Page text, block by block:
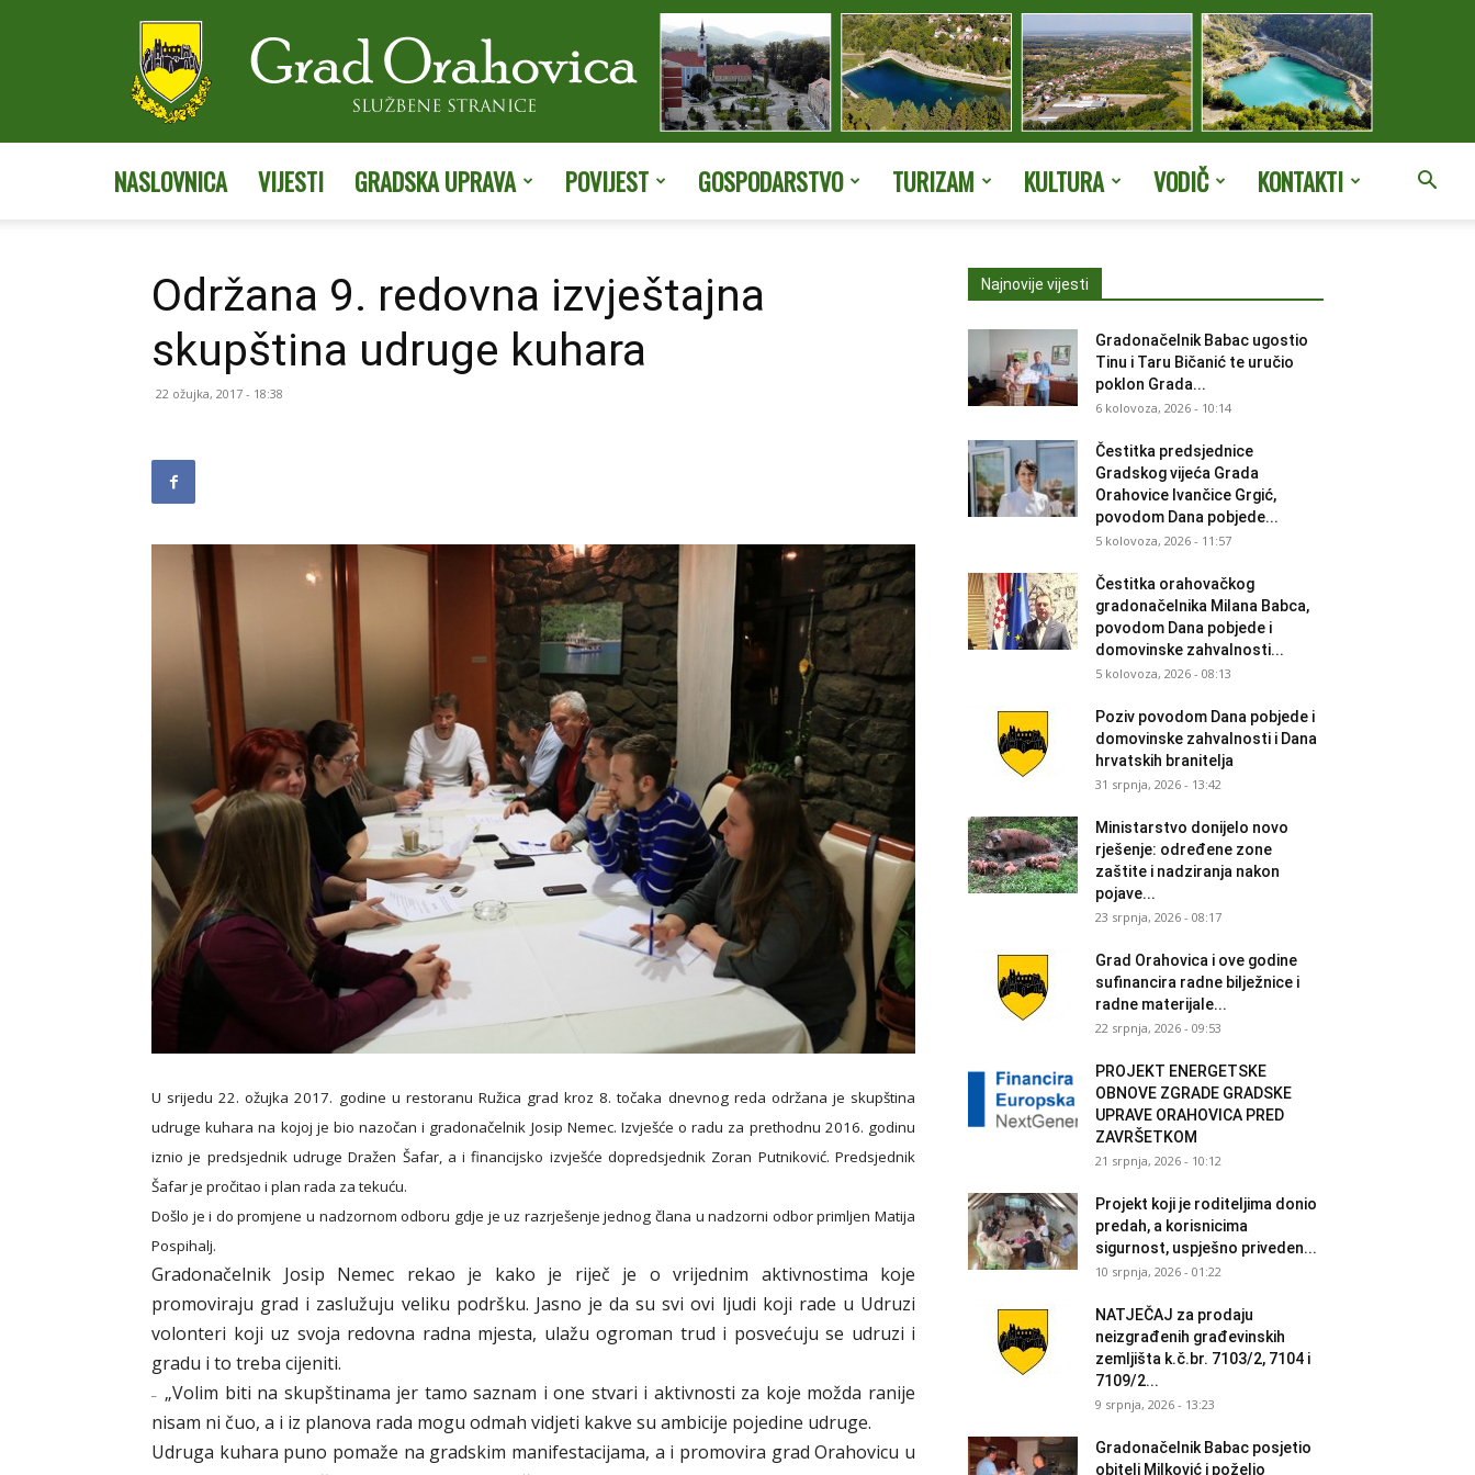
Orahovice
NASLOVNICA VIJESTI GRADSKA UPRAVA POVIJEST GOSPODARSTVO TURIZAM KULTURA VODIČ KONTAKTI
Održana 9. redovna izvještajna
skupština udruge kuhara
22 ožujka, 2017 - 18:38
U srijedu 22. ožujka 2017. godine u restoranu Ružica grad kroz 8. točaka dnevnog reda održana je skupština
udruge kuhara na kojoj je bio nazočan i gradonačelnik Josip Nemec. Izvješće o radu za prethodnu 2016. godinu
iznio je predsjednik udruge Dražen Šafar, a i financijsko izvješće dopredsjednik Zoran Putniković. Predsjednik
Šafar je pročitao i plan rada za tekuću.
Došlo je i do promjene u nadzornom odboru gdje je uz razrješenje jednog člana u nadzorni odbor primljen Matija
Pospihalj.
Gradonačelnik Josip Nemec rekao je kako je riječ je o vrijednim aktivnostima koje
promoviraju grad i zaslužuju veliku podršku. Jasno je da su svi ovi ljudi koji rade u Udruzi
volonteri koji uz svoja redovna radna mjesta, ulažu ogroman trud i posvećuju se udruzi i
gradu i to treba cijeniti.
– „Volim biti na skupštinama jer tamo saznam i one stvari i aktivnosti za koje možda ranije
nisam ni čuo, a i iz planova rada mogu odmah vidjeti kakve su ambicije pojedine udruge.
Udruga kuhara puno pomaže na gradskim manifestacijama, a i promovira grad Orahovicu u
Najnovije vijesti
Gradonačelnik Babac ugostio
Tinu i Taru Bičanić te uručio
poklon Grada...
6 kolovoza, 2026 - 10:14
Čestitka predsjednice
Gradskog vijeća Grada
Orahovice Ivančice Grgić,
povodom Dana pobjede...
5 kolovoza, 2026 - 11:57
Čestitka orahovačkog
gradonačelnika Milana Babca,
povodom Dana pobjede i
domovinske zahvalnosti...
5 kolovoza, 2026 - 08:13
Poziv povodom Dana pobjede i
domovinske zahvalnosti i Dana
hrvatskih branitelja
31 srpnja, 2026 - 13:42
Ministarstvo donijelo novo
rješenje: određene zone
zaštite i nadziranja nakon
pojave...
23 srpnja, 2026 - 08:17
Grad Orahovica i ove godine
sufinancira radne bilježnice i
radne materijale...
22 srpnja, 2026 - 09:53
PROJEKT ENERGETSKE
OBNOVE ZGRADE GRADSKE
UPRAVE ORAHOVICA PRED
ZAVRŠETKOM
21 srpnja, 2026 - 10:12
Projekt koji je roditeljima donio
predah, a korisnicima
sigurnost, uspješno priveden...
10 srpnja, 2026 - 01:22
NATJEČAJ za prodaju
neizgrađenih građevinskih
zemljišta k.č.br. 7103/2, 7104 i
7109/2...
9 srpnja, 2026 - 13:23
Gradonačelnik Babac posjetio
obitelj Milković i poželio